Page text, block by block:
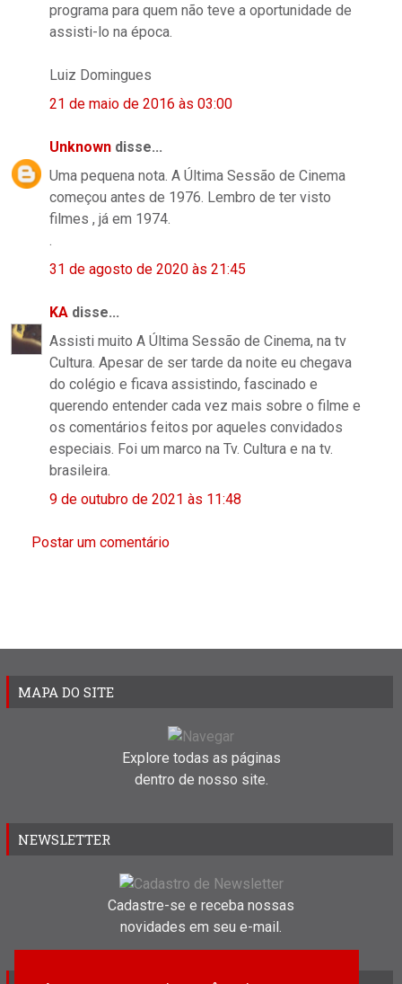
programa para quem não teve a oportunidade de
assisti-lo na época.
Luiz Domingues
21 de maio de 2016 às 03:00
Unknown disse...
Uma pequena nota. A Última Sessão de Cinema
começou antes de 1976. Lembro de ter visto
filmes , já em 1974.
31 de agosto de 2020 às 21:45
KA disse...
Assisti muito A Última Sessão de Cinema, na tv
Cultura. Apesar de ser tarde da noite eu chegava
do colégio e ficava assistindo, fascinado e
querendo entender cada vez mais sobre o filme e
os comentários feitos por aqueles convidados
especiais. Foi um marco na Tv. Cultura e na tv.
brasileira.
9 de outubro de 2021 às 11:48
Postar um comentário
MAPA DO SITE
Explore todas as páginas
dentro de nosso site.
NEWSLETTER
Cadastre-se e receba nossas
novidades em seu e-mail.